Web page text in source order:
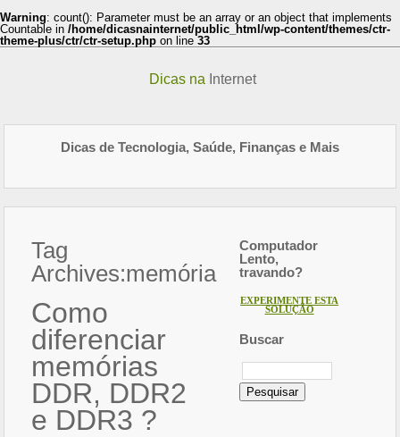
Warning: count(): Parameter must be an array or an object that implements
Countable in /home/dicasnainternet/public_html/wp-content/themes/ctr-
theme-plus/ctr/ctr-setup.php on line 33
Dicas na Internet
Dicas de Tecnologia, Saúde, Finanças e Mais
Tag
Archives:memória
Como
diferenciar
memórias
DDR, DDR2
e DDR3 ?
Computador
Lento,
travando?
EXPERIMENTE ESTA
SOLUÇÃO
Buscar
Pesquisar
por: